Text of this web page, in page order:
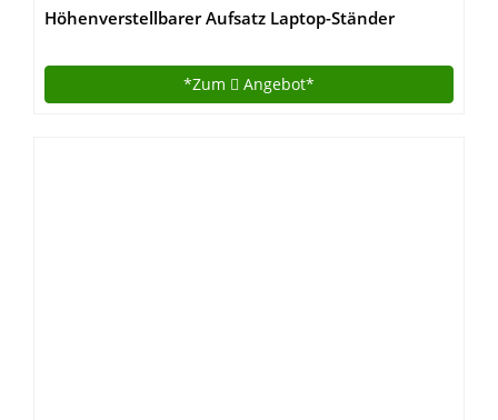
Höhenverstellbarer Aufsatz Laptop-Ständer
Abnehmbaren und winkeleinstellbaren
Tastaturablage 80 x 62 cm Schwarz LSD08B
*Zum Angebot*